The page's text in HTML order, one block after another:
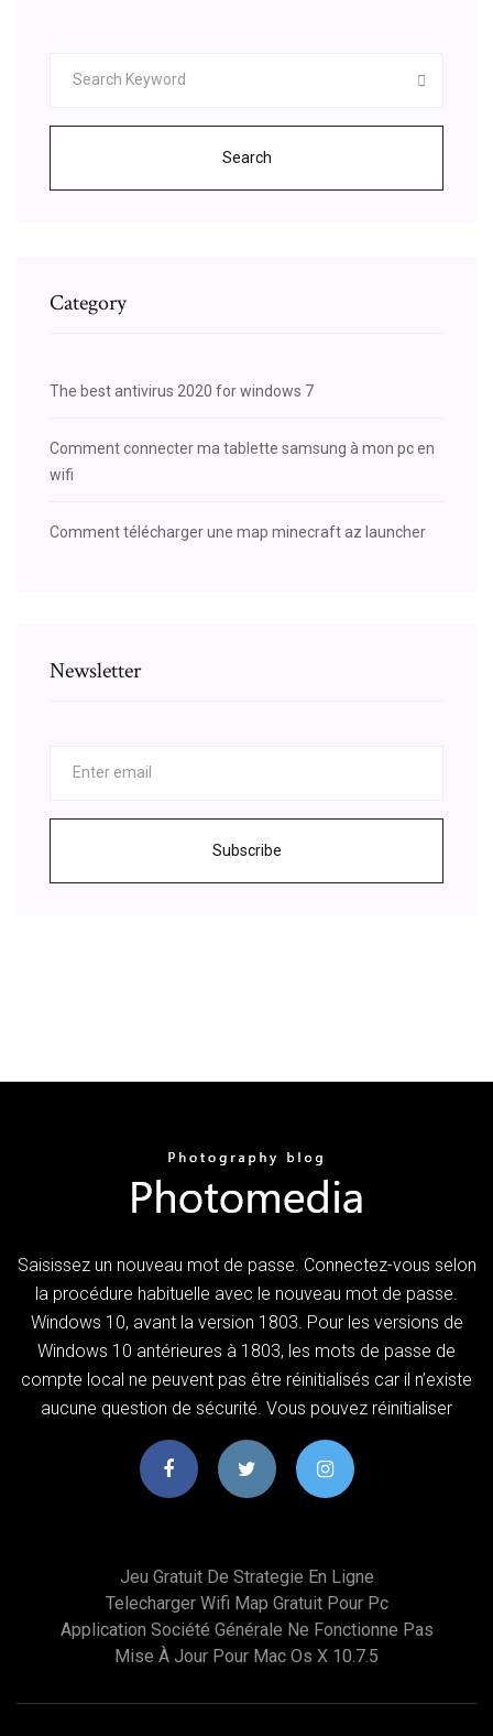
Search
Category
The best antivirus 2020 for windows 7
Comment connecter ma tablette samsung à mon pc en
wifi
Comment télécharger une map minecraft az launcher
Newsletter
Subscribe
Saisissez un nouveau mot de passe. Connectez-vous selon
la procédure habituelle avec le nouveau mot de passe.
Windows 10, avant la version 1803. Pour les versions de
Windows 10 antérieures à 1803, les mots de passe de
compte local ne peuvent pas être réinitialisés car il n’existe
aucune question de sécurité. Vous pouvez réinitialiser
Jeu Gratuit De Strategie En Ligne
Telecharger Wifi Map Gratuit Pour Pc
Application Société Générale Ne Fonctionne Pas
Mise À Jour Pour Mac Os X 10.7.5